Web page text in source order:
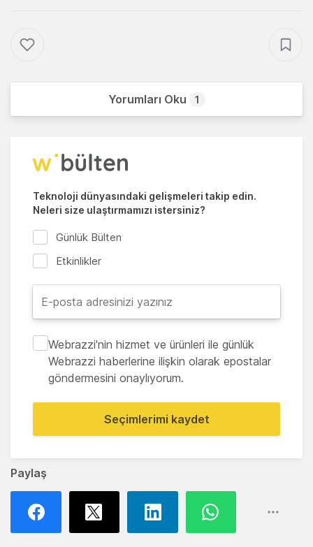
Paylaş
Yorumları Oku 1
Teknoloji dünyasındaki gelişmeleri takip edin.
Neleri size ulaştırmamızı istersiniz?
Günlük Bülten
Etkinlikler
Webrazzi'nin hizmet ve ürünleri ile günlük
Webrazzi haberlerine ilişkin olarak epostalar
göndermesini onaylıyorum.
Seçimlerimi kaydet